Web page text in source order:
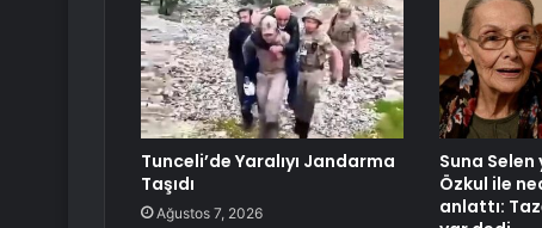
Tunceli’de Yaralıyı Jandarma
Taşıdı
Ağustos 7, 2026
Suna
Özkul ile
anlattı: